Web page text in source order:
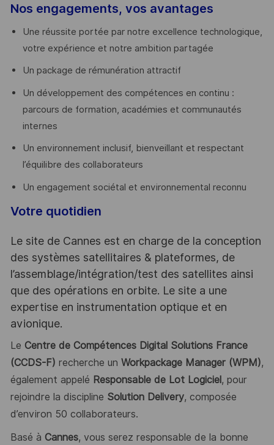
Nos engagements, vos avantages
Une réussite portée par notre excellence technologique,
votre expérience et notre ambition partagée
Un package de rémunération attractif
Un développement des compétences en continu :
parcours de formation, académies et communautés
internes
Un environnement inclusif, bienveillant et respectant
l’équilibre des collaborateurs
Un engagement sociétal et environnemental reconnu
Votre quotidien
Le site de Cannes est en charge de la conception
des systèmes satellitaires & plateformes, de
l’assemblage/intégration/test des satellites ainsi
que des opérations en orbite. Le site a une
expertise en instrumentation optique et en
avionique.
Le Centre de Compétences Digital Solutions France
(CCDS-F) recherche un Workpackage Manager (WPM),
également appelé Responsable de Lot Logiciel , pour
rejoindre la discipline Solution Delivery, composée
d’environ 50 collaborateurs.
Basé à Cannes, vous serez responsable de la bonne